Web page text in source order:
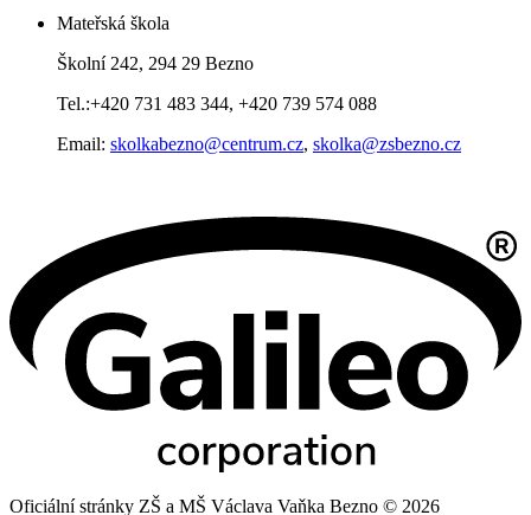
Mateřská škola
Školní 242, 294 29 Bezno
Tel.:+420 731 483 344, +420 739 574 088
Email: skolkabezno@centrum.cz, skolka@zsbezno.cz
Oficiální stránky ZŠ a MŠ Václava Vaňka Bezno © 2026